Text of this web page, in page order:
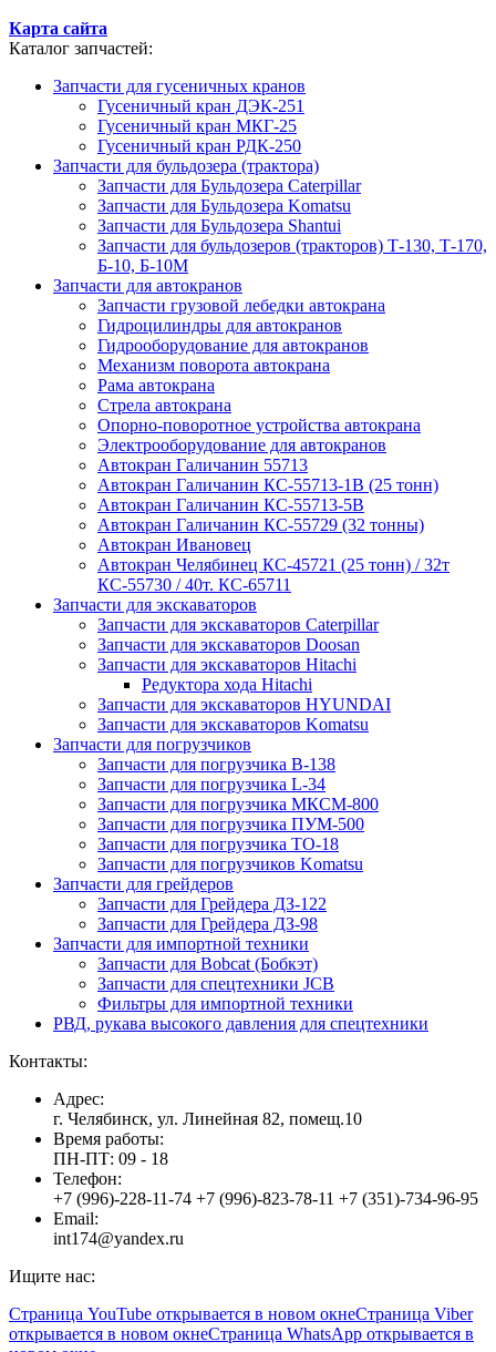
Карта сайта
Каталог запчастей:
Запчасти для гусеничных кранов
Гусеничный кран ДЭК-251
Гусеничный кран МКГ-25
Гусеничный кран РДК-250
Запчасти для бульдозера (трактора)
Запчасти для Бульдозера Caterpillar
Запчасти для Бульдозера Komatsu
Запчасти для Бульдозера Shantui
Запчасти для бульдозеров (тракторов) Т-130, Т-170,
Б-10, Б-10М
Запчасти для автокранов
Запчасти грузовой лебедки автокрана
Гидроцилиндры для автокранов
Гидрооборудование для автокранов
Механизм поворота автокрана
Рама автокрана
Стрела автокрана
Опорно-поворотное устройства автокрана
Электрооборудование для автокранов
Автокран Галичанин 55713
Автокран Галичанин КС-55713-1В (25 тонн)
Автокран Галичанин КС-55713-5В
Автокран Галичанин КС-55729 (32 тонны)
Автокран Ивановец
Автокран Челябинец КС-45721 (25 тонн) / 32т
КС-55730 / 40т. КС-65711
Запчасти для экскаваторов
Запчасти для экскаваторов Caterpillar
Запчасти для экскаваторов Doosan
Запчасти для экскаваторов Hitachi
Редуктора хода Hitachi
Запчасти для экскаваторов HYUNDAI
Запчасти для экскаваторов Komatsu
Запчасти для погрузчиков
Запчасти для погрузчика B-138
Запчасти для погрузчика L-34
Запчасти для погрузчика МКСМ-800
Запчасти для погрузчика ПУМ-500
Запчасти для погрузчика ТО-18
Запчасти для погрузчиков Komatsu
Запчасти для грейдеров
Запчасти для Грейдера ДЗ-122
Запчасти для Грейдера ДЗ-98
Запчасти для импортной техники
Запчасти для Bobcat (Бобкэт)
Запчасти для спецтехники JCB
Фильтры для импортной техники
РВД, рукава высокого давления для спецтехники
Контакты:
Адрес:
г. Челябинск, ул. Линейная 82, помещ.10
Время работы:
ПН-ПТ: 09 - 18
Телефон:
+7 (996)-228-11-74 +7 (996)-823-78-11 +7 (351)-734-96-95
Email:
int174@yandex.ru
Ищите нас:
Страница YouTube открывается в новом окнеСтраница Viber
открывается в новом окнеСтраница WhatsApp открывается в